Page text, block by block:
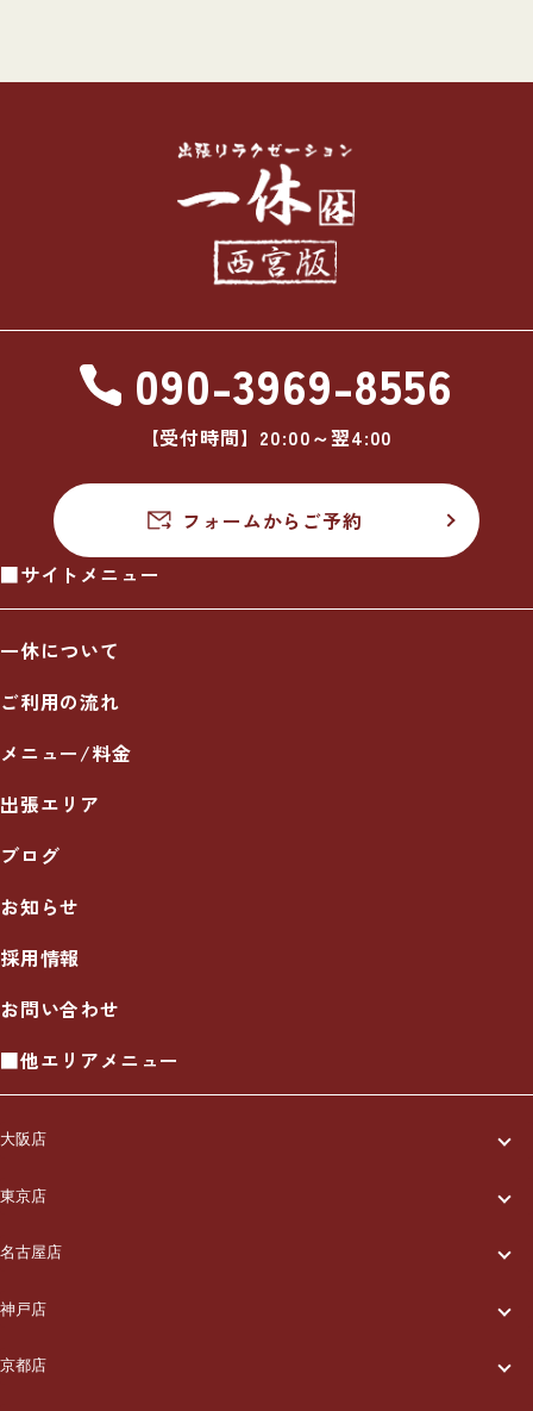
090-3969-8556
【受付時間】20:00～翌4:00
フォームからご予約
■サイトメニュー
一休について
ご利用の流れ
メニュー/料金
出張エリア
ブログ
お知らせ
採用情報
お問い合わせ
■他エリアメニュー
大阪店
一休について
ご利用の流れ
メニュー/料金
出張エリア
東京店
一休について
ご利用の流れ
メニュー/料金
名古屋店
一休について
ご利用の流れ
神戸店
一休について
京都店